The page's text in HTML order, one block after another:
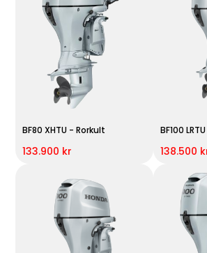
BF80 XHTU - Rorkult
133.900 kr
BF100 LRTU
138.500